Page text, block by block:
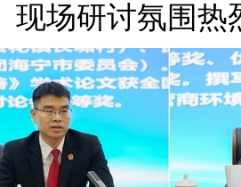
现场研讨氛围热